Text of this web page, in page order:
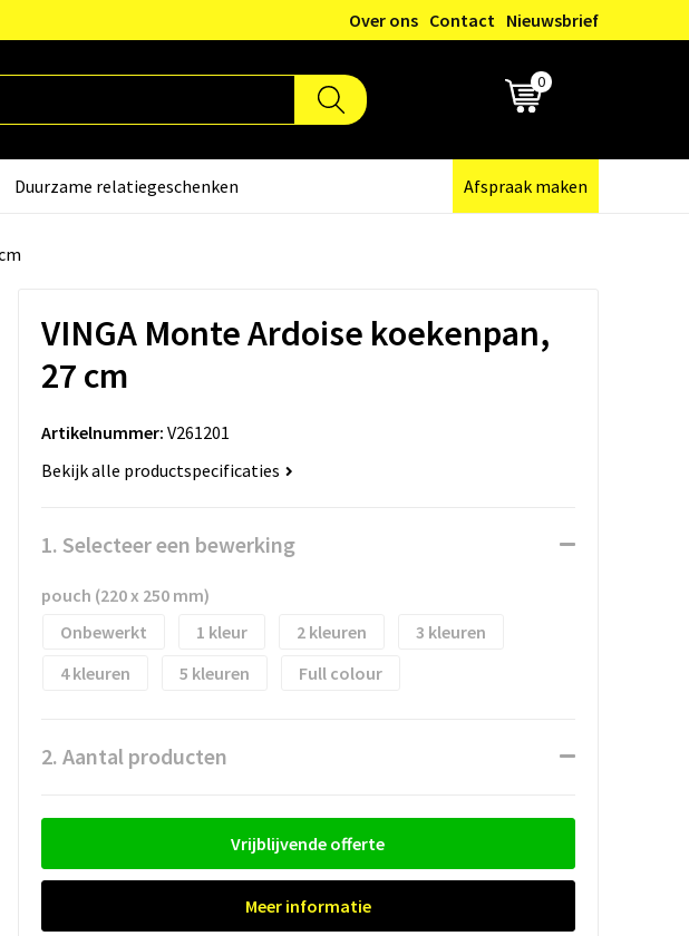
Over ons Contact Nieuwsbrief
0
Duurzame relatiegeschenken Afspraak maken
VINGA Monte Ardoise koekenpan,
27 cm
Artikelnummer: V261201
Bekijk alle productspecificaties
1. Selecteer een bewerking
pouch (220 x 250 mm)
Onbewerkt
1 2
3
4
5 Full colour
2. Aantal producten
Vrijblijvende offerte
Meer informatie